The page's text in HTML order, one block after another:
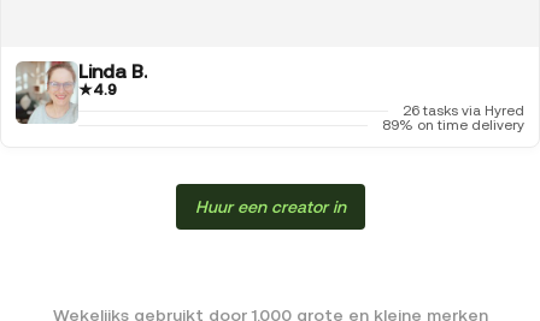
Linda B.
★4.9
26 tasks via Hyred
89% on time delivery
Huur een creator in
Wekelijks gebruikt door 1.000 grote en kleine merken